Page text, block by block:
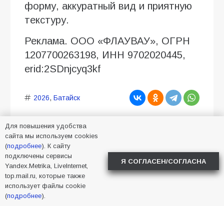
форму, аккуратный вид и приятную
текстуру.
Реклама. ООО «ФЛАУВАУ», ОГРН
1207700263198, ИНН 9702020445,
erid:2SDnjcyq3kf
2026, Батайск
В детском саду № 25
«Семицветик»
состоялась
Для повышения удобства
сайта мы используем cookies
(подробнее). К сайту
подключены сервисы
Yandex.Metrika, LiveInternet,
top.mail.ru, которые также
использует файлы cookie
(подробнее).
Я СОГЛАСЕН/СОГЛАСНА